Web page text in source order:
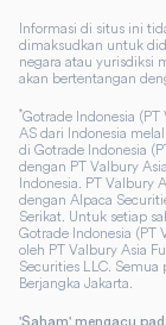
Informasi di situs ini
dimaksudkan untuk
negara atau yurisdiksi
akan bertentangan
*Gotrade Indonesia
AS dari Indonesia
di Gotrade Indonesia
dengan PT Valbury
Indonesia. PT Valbury
dengan Alpaca
Serikat. Untuk setiap
Gotrade Indonesia (PT
oleh PT Valbury Asia
Securities LLC.
Berjangka Jakarta.
'Saham' mengacu